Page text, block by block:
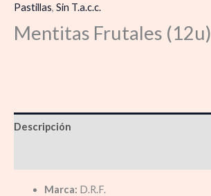
Pastillas, Sin T.a.c.c.
Mentitas Frutales (12u)
Descripción
Marca: D.R.F.